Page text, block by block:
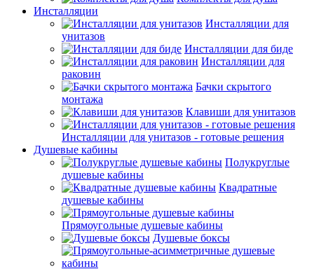
Инсталляции
Инсталляции для
унитазов
Инсталляции для биде
Инсталляции для
раковин
Бачки скрытого
монтажа
Клавиши для унитазов
Инсталляции для унитазов - готовые решения
Душевые кабины
Полукруглые
душевые кабины
Квадратные
душевые кабины
Прямоугольные душевые кабины
Душевые боксы